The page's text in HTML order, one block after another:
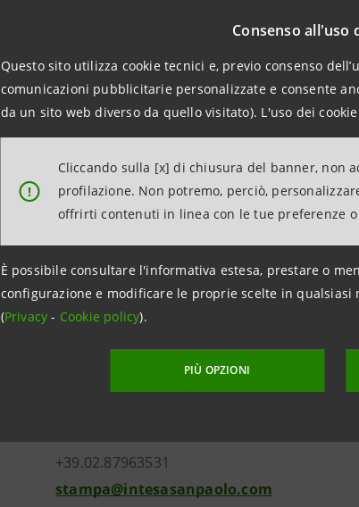
Consenso all'uso
Questo sito utilizza cookie tecnici e, previo consenso
comunicazioni pubblicitarie personalizzate e consente
da un sito web diverso da quello visitato). L'uso dei
!
Cliccando sulla [x] di chiusura del banner, non
profilazione. Non potremo, perciò,
offrirti contenuti in linea con le tue preferenze
È possibile consultare l'informativa estesa, prestare o
configurazione e modificare le proprie scelte in qualsiasi
(Privacy- Cookie policy).
PIÙ OPZIONI
This communication does not constitute an
referred to herein have not been registered
1933, as amended (the “Securities Act”), or
solicitation would require the approval of local
in the United States or to U.S. persons unless
investor.relations@intesasanpaolo.com
+39.02.87963531
stampa@intesasanpaolo.com